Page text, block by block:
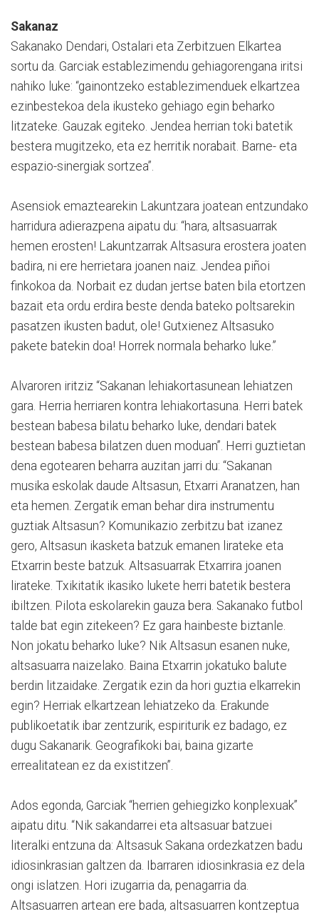
Sakanaz
Sakanako Dendari, Ostalari eta Zerbitzuen Elkartea
sortu da. Garciak establezimendu gehiagorengana iritsi
nahiko luke: “gainontzeko establezimenduek elkartzea
ezinbestekoa dela ikusteko gehiago egin beharko
litzateke. Gauzak egiteko. Jendea herrian toki batetik
bestera mugitzeko, eta ez herritik norabait. Barne- eta
espazio-sinergiak sortzea”.
Asensiok emaztearekin Lakuntzara joatean entzundako
harridura adierazpena aipatu du: “hara, altsasuarrak
hemen erosten! Lakuntzarrak Altsasura erostera joaten
badira, ni ere herrietara joanen naiz. Jendea piñoi
finkokoa da. Norbait ez dudan jertse baten bila etortzen
bazait eta ordu erdira beste denda bateko poltsarekin
pasatzen ikusten badut, ole! Gutxienez Altsasuko
pakete batekin doa! Horrek normala beharko luke.”
Alvaroren iritziz “Sakanan lehiakortasunean lehiatzen
gara. Herria herriaren kontra lehiakortasuna. Herri batek
bestean babesa bilatu beharko luke, dendari batek
bestean babesa bilatzen duen moduan”. Herri guztietan
dena egotearen beharra auzitan jarri du: “Sakanan
musika eskolak daude Altsasun, Etxarri Aranatzen, han
eta hemen. Zergatik eman behar dira instrumentu
guztiak Altsasun? Komunikazio zerbitzu bat izanez
gero, Altsasun ikasketa batzuk emanen lirateke eta
Etxarrin beste batzuk. Altsasuarrak Etxarrira joanen
lirateke. Txikitatik ikasiko lukete herri batetik bestera
ibiltzen. Pilota eskolarekin gauza bera. Sakanako futbol
talde bat egin zitekeen? Ez gara hainbeste biztanle.
Non jokatu beharko luke? Nik Altsasun esanen nuke,
altsasuarra naizelako. Baina Etxarrin jokatuko balute
berdin litzaidake. Zergatik ezin da hori guztia elkarrekin
egin? Herriak elkartzean lehiatzeko da. Erakunde
publikoetatik ibar zentzurik, espiriturik ez badago, ez
dugu Sakanarik. Geografikoki bai, baina gizarte
errealitatean ez da existitzen”.
Ados egonda, Garciak “herrien gehiegizko konplexuak”
aipatu ditu. “Nik sakandarrei eta altsasuar batzuei
literalki entzuna da: Altsasuk Sakana ordezkatzen badu
idiosinkrasian galtzen da. Ibarraren idiosinkrasia ez dela
ongi islatzen. Hori izugarria da, penagarria da.
Altsasuarren artean ere bada, altsasuarren kontzeptua